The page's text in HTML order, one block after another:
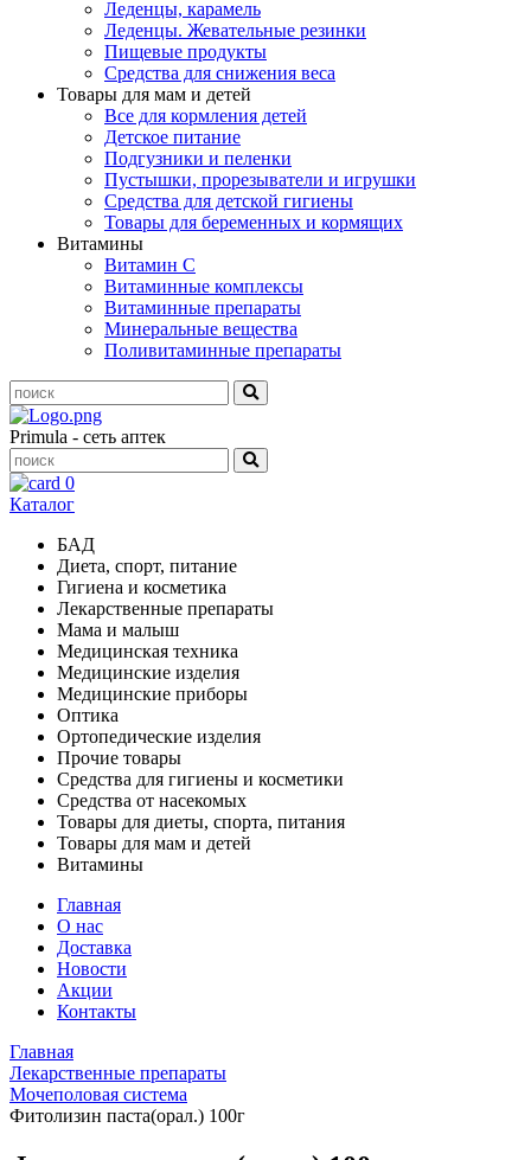
Леденцы, карамель
Леденцы. Жевательные резинки
Пищевые продукты
Средства для снижения веса
Товары для мам и детей
Все для кормления детей
Детское питание
Подгузники и пеленки
Пустышки, прорезыватели и игрушки
Средства для детской гигиены
Товары для беременных и кормящих
Витамины
Витамин С
Витаминные комплексы
Витаминные препараты
Минеральные вещества
Поливитаминные препараты
Primula - сеть аптек
0
Каталог
БАД
Диета, спорт, питание
Гигиена и косметика
Лекарственные препараты
Мама и малыш
Медицинская техника
Медицинские изделия
Медицинские приборы
Оптика
Ортопедические изделия
Прочие товары
Средства для гигиены и косметики
Средства от насекомых
Товары для диеты, спорта, питания
Товары для мам и детей
Витамины
Главная
О нас
Доставка
Новости
Акции
Контакты
Главная
Лекарственные препараты
Мочеполовая система
Фитолизин паста(орал.) 100г